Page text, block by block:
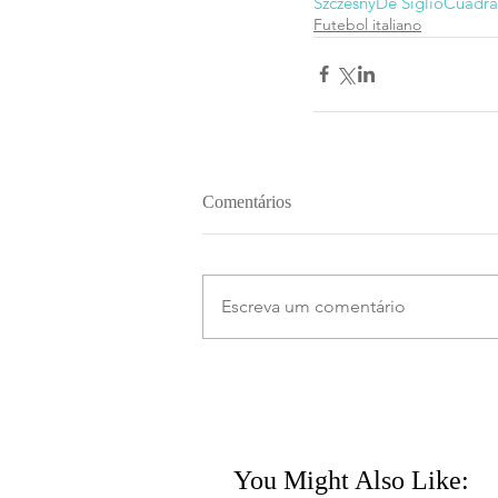
Futebol italiano
Comentários
Escreva um comentário
You Might Also Like: